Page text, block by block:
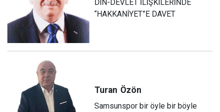
DİN-DEVLET İLİŞKİLERİNDE
“HAKKANİYET”E DAVET
Turan Özön
Samsunspor bir öyle bir böyle